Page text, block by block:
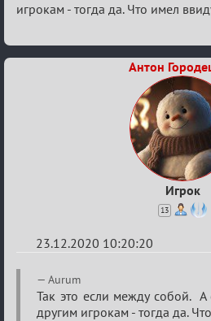
игрокам - тогда да. Что имел
Антон
Игрок
13
23.12.2020 10:20:20
Re:
Ценная
Aurum
Так это если между собой. А
другим игрокам - тогда да.